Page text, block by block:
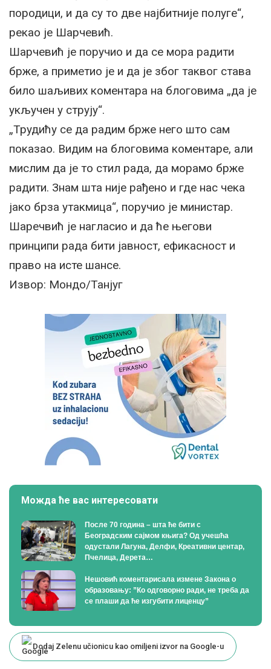
породици, и да су то две најбитније полуге“,
рекао је Шарчевић.
Шарчевић је поручио и да се мора радити
брже, а приметио је и да је због таквог става
било шаљивих коментара на блоговима „да је
укључен у струју“.
„Трудићу се да радим брже него што сам
показао. Видим на блоговима коментаре, али
мислим да је то стил рада, да морамо брже
радити. Знам шта није рађено и где нас чека
јако брза утакмица“, поручио је министар.
Шаречвић је нагласио и да ће његови
принципи рада бити јавност, ефикасност и
право на исте шансе.
Извор: Мондо/Танјуг
Можда ће вас интересовати
После 70 година – шта ће бити с
Београдским сајмом књига? Од учешћа
одустали Лагуна, Делфи, Креативни центар,
Пчелица, Дерета…
Нешовић коментарисала измене Закона о
образовању: ”Ко одговорно ради, не треба да
се плаши да ће изгубити лиценцу”
Dodaj Zelenu učionicu kao omiljeni izvor na Google-u